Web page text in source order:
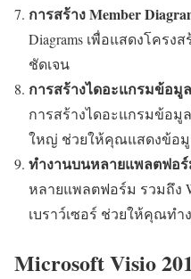
การสร้าง Member
Diagrams เพื่อแสดงโครง
ชัดเจน
การสร้างไดอะแกรมข้อมู
การสร้างไดอะแกรมข้อ
ใหญ่ ช่วยให้คุณแสดงข้อมู
ทำงานบนหลายแพลตฟอ
หลายแพลตฟอร์ม รวมถึง
เบราว์เซอร์ ช่วยให้คุณท
Microsoft Visio